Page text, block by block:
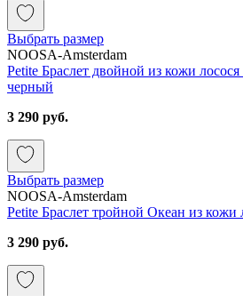
Выбрать размер
NOOSA-Amsterdam
Petite Браслет двойной из кожи
черный
3 290 руб.
Выбрать размер
NOOSA-Amsterdam
Petite Браслет тройной Океан из кожи
3 290 руб.